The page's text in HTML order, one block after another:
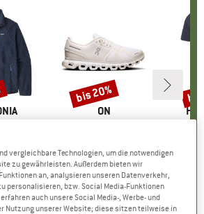
Preis
ab
+1
(71)
MARKE
ON
Preis
CHF 189.95reduzierter Preis
ab
CHF 151.96
+9
4.7(48)
Rabatt
bis 20%
vergleichbare Technologien, um die notwendigen
zu gewährleisten. Außerdem bieten wir
an, analysieren unseren Datenverkehr,
personalisieren, bzw. Social Media-Funktionen
auch unsere Social Media-, Werbe- und
Nutzung unserer Website; diese sitzen teilweise in